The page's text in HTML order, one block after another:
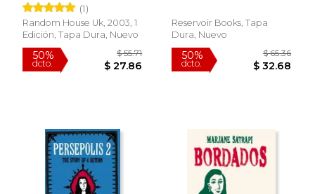
(1)
Random House Uk, 2003, 1
Edición, Tapa Dura, Nuevo
Reservoir Books, Tapa
Dura, Nuevo